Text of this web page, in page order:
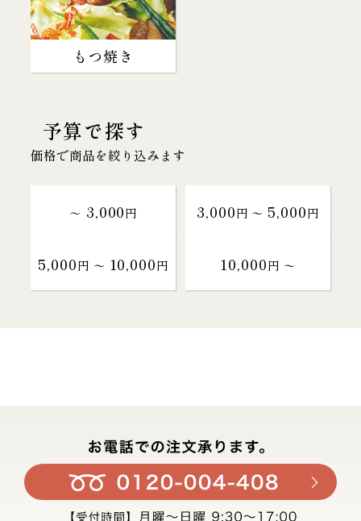
もつ焼き
予算で探す
価格で商品を絞り込みます
～ 3,000円 3,000円 〜 5,000円
5,000円 〜 10,000円 10,000円 〜